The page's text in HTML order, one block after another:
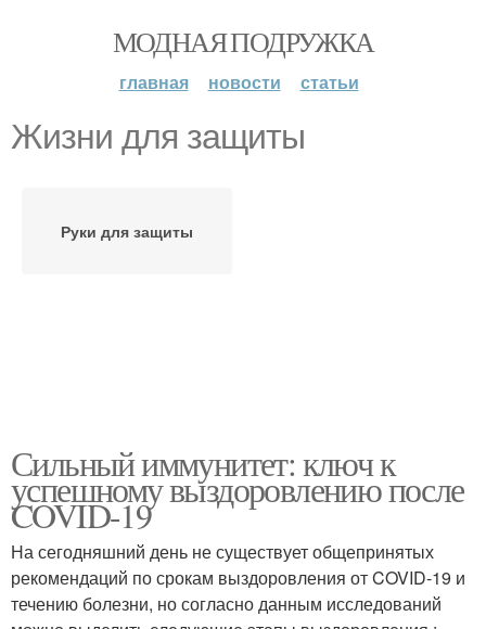
МОДНАЯ ПОДРУЖКА
главная новости статьи
Жизни для защиты
Руки для защиты
Сильный иммунитет: ключ к
успешному выздоровлению после
COVID-19
На сегодняшний день не существует общепринятых
рекомендаций по срокам выздоровления от COVID-19 и
течению болезни, но согласно данным исследований